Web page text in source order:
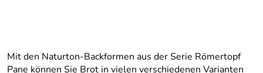
Mit den Naturton-Backformen aus der Serie Römertopf
Pane können Sie Brot in vielen verschiedenen Varianten